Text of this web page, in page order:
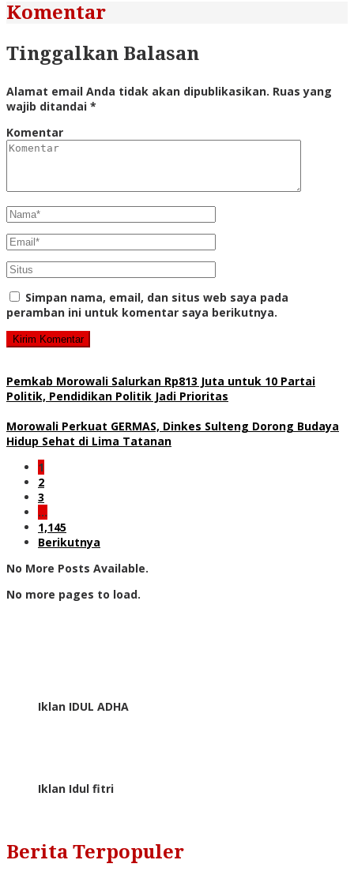
Komentar
Tinggalkan Balasan
Alamat email Anda tidak akan dipublikasikan. Ruas yang
wajib ditandai *
Komentar
Simpan nama, email, dan situs web saya pada
peramban ini untuk komentar saya berikutnya.
Pemkab Morowali Salurkan Rp813 Juta untuk 10 Partai
Politik, Pendidikan Politik Jadi Prioritas
Morowali Perkuat GERMAS, Dinkes Sulteng Dorong Budaya
Hidup Sehat di Lima Tatanan
1
2
3
…
1,145
Berikutnya
No More Posts Available.
No more pages to load.
Iklan IDUL ADHA
Iklan Idul fitri
Berita Terpopuler